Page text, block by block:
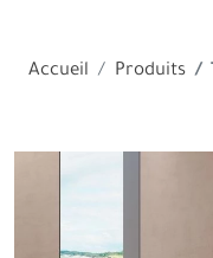
Accueil Produits